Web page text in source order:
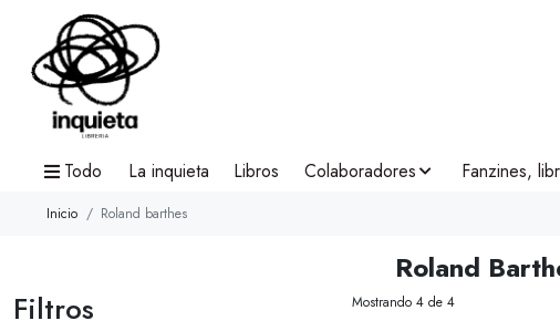
Todo La inquieta Libros Colaboradores Fanzines,
Inicio Roland barthes
Roland
Filtros Mostrando 4 de 4